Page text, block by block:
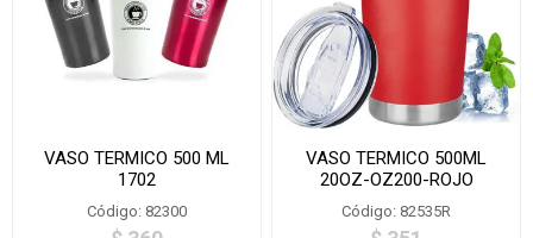
VASO TERMICO 500 ML
1702
Código: 82300
VASO TERMICO 500ML
20OZ-OZ200-ROJO
Código: 82535R